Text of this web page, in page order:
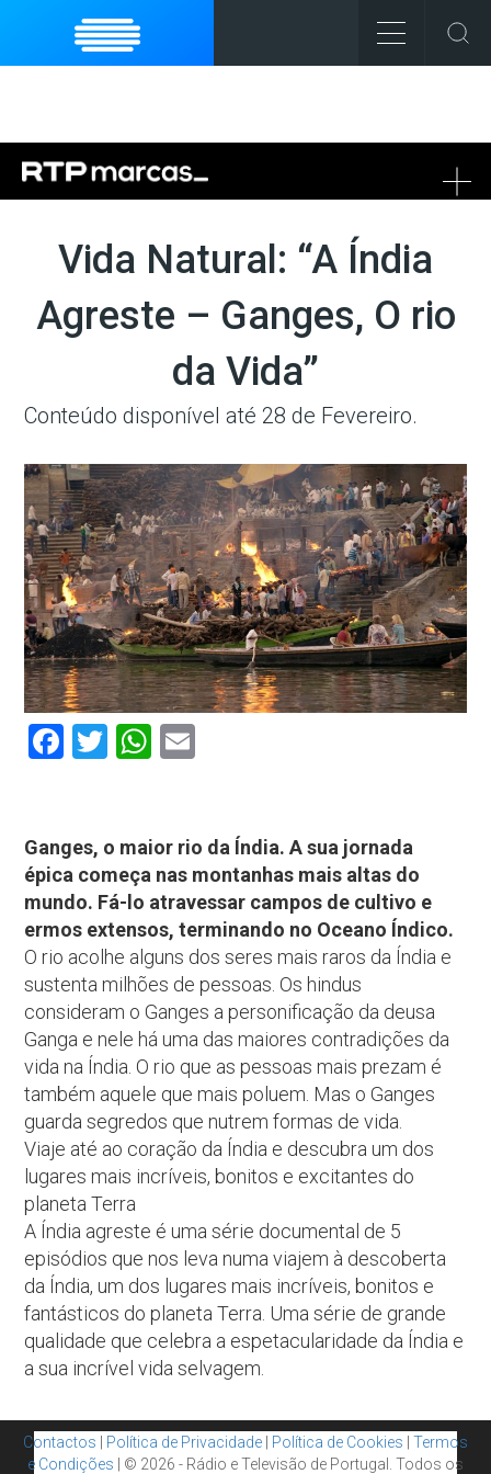
Vida Natural: “A Índia
Agreste – Ganges, O rio
da Vida”
Conteúdo disponível até 28 de Fevereiro.
Facebook
TwitterWhatsApp
Ganges, o maior rio da Índia. A sua jornada
épica começa nas montanhas mais altas do
mundo. Fá-lo atravessar campos de cultivo e
ermos extensos, terminando no Oceano Índico.
O rio acolhe alguns dos seres mais raros da Índia e
sustenta milhões de pessoas. Os hindus
consideram o Ganges a personificação da deusa
Ganga e nele há uma das maiores contradições da
vida na Índia. O rio que as pessoas mais prezam é
também aquele que mais poluem. Mas o Ganges
guarda segredos que nutrem formas de vida.
Viaje até ao coração da Índia e descubra um dos
lugares mais incríveis, bonitos e excitantes do
planeta Terra
A Índia agreste é uma série documental de 5
episódios que nos leva numa viajem à descoberta
da Índia, um dos lugares mais incríveis, bonitos e
fantásticos do planeta Terra. Uma série de grande
qualidade que celebra a espetacularidade da Índia e
a sua incrível vida selvagem.
Contactos Política de Privacidade Política de Cookies
Termos
e Condições | © 2026 - Rádio e Televisão de Portugal. Todos os